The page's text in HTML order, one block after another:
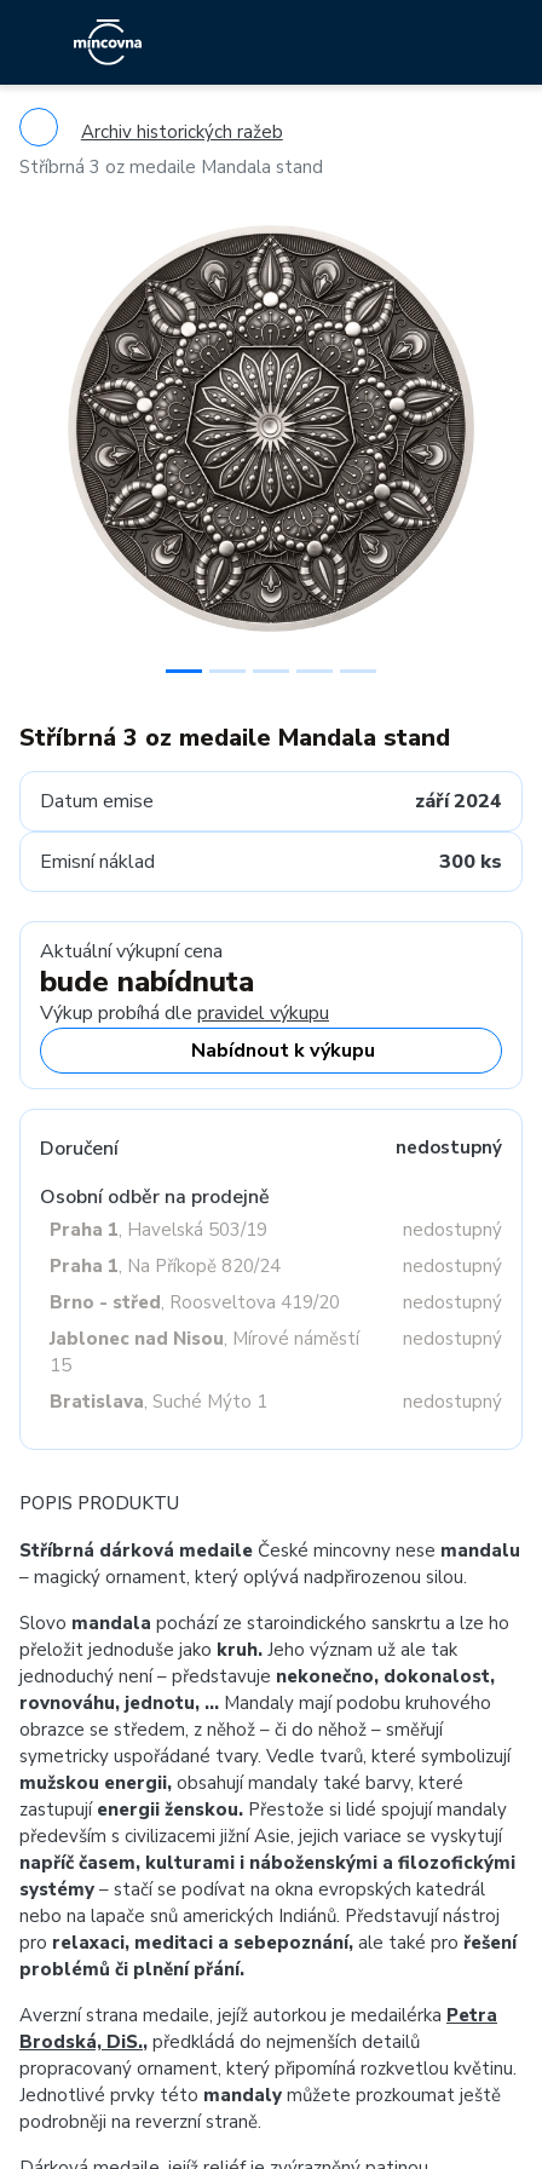
Archiv historických ražeb
Stříbrná 3 oz medaile Mandala stand
Previous
Stříbrná 3 oz medaile Mandala stand
Datum emise září 2024
Emisní náklad 300 ks
Aktuální výkupní cena
bude nabídnuta
Výkup probíhá dle pravidel výkupu
Nabídnout k výkupu
Doručení nedostupný
Osobní odběr na prodejně
Praha 1, Havelská 503/19
nedostupný
Praha 1, Na Příkopě 820/24
nedostupný
Brno - střed, Roosveltova 419/20
nedostupný
Jablonec nad Nisou, Mírové náměstí
15
nedostupný
Bratislava, Suché Mýto 1 nedostupný
POPIS PRODUKTU
Stříbrná dárková medaile České mincovny nese mandalu
– magický ornament, který oplývá nadpřirozenou silou.
Slovo mandala pochází ze staroindického sanskrtu a lze ho
přeložit jednoduše jako kruh. Jeho význam už ale tak
jednoduchý není – představuje nekonečno, dokonalost,
rovnováhu, jednotu, … Mandaly mají podobu kruhového
obrazce se středem, z něhož – či do něhož – směřují
symetricky uspořádané tvary. Vedle tvarů, které symbolizují
mužskou energii, obsahují mandaly také barvy, které
zastupují energii ženskou. Přestože si lidé spojují mandaly
především s civilizacemi jižní Asie, jejich variace se vyskytují
napříč časem, kulturami i náboženskými a filozofickými
systémy – stačí se podívat na okna evropských katedrál
nebo na lapače snů amerických Indiánů. Představují nástroj
pro relaxaci, meditaci a sebepoznání, ale také pro řešení
problémů či plnění přání.
Averzní strana medaile, jejíž autorkou je medailérka Petra
Brodská, DiS., předkládá do nejmenších detailů
propracovaný ornament, který připomíná rozkvetlou květinu.
Jednotlivé prvky této mandaly můžete prozkoumat ještě
podrobněji na reverzní straně.